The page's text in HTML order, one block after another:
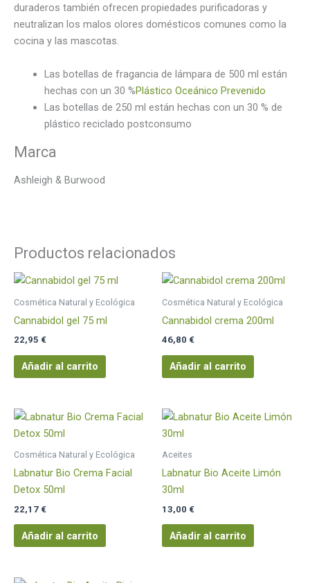
duraderos también ofrecen propiedades purificadoras y
neutralizan los malos olores domésticos comunes como la
cocina y las mascotas.
Las botellas de fragancia de lámpara de 500 ml están
hechas con un 30 %Plástico Oceánico Prevenido
Las botellas de 250 ml están hechas con un 30 % de
plástico reciclado postconsumo
Marca
Ashleigh & Burwood
Productos relacionados
Cosmética Natural y Ecológica
Cannabidol gel 75 ml
22,95 €
Añadir al carrito
Cosmética Natural y Ecológica
Cannabidol crema 200ml
46,80 €
Añadir al carrito
Cosmética Natural y Ecológica
Labnatur Bio Crema Facial
Detox 50ml
22,17 €
Añadir al carrito
Aceites
Labnatur Bio Aceite Limón
30ml
13,00 €
Añadir al carrito